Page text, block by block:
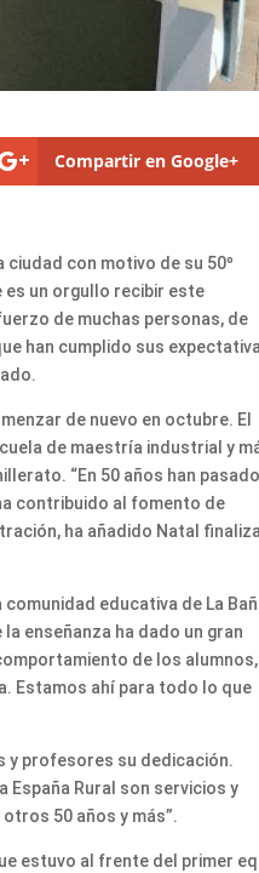
Compartir en Google+
ciudad con motivo de su 50º
es un orgullo recibir este
de muchas personas, de
han cumplido sus
de nuevo en octubre. El
de maestría industrial y
“En 50 años han pasado
contribuido al fomento de
ha añadido Natal
educativa de La
enseñanza ha dado un gran
de los
Estamos ahí para todo lo que
y profesores su dedicación.
España Rural son servicios y
50 años y más”.
estuvo al frente del primer